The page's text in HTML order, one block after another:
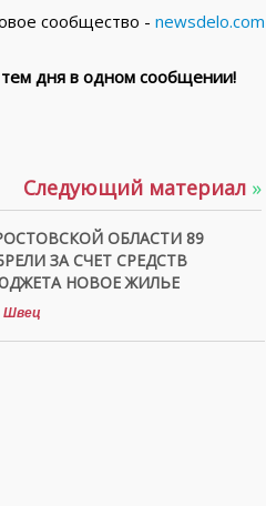
сообщество - newsdelo.com
дня в одном сообщении!
Следующий материал »
ОБЛАСТИ 89
ЗА СЧЕТ СРЕДСТВ
НОВОЕ ЖИЛЬЕ
Швец